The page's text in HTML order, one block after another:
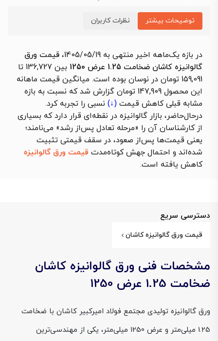
توضیحات بیشتر نظرات کاربران
در بازه یک‌ماهه اخیر منتهی به 1405/05/19،
قیمت ورق
گالوانیزه کاشان ضخامت 1.25 عرض 1250
بین 136,727 تا
159,091 تومان در نوسان بوده است. میانگین قیمت ماهانه
این محصول 147,909 تومان گزارش شد که نسبت به بازه
مشابه قبلیکاهش قیمت (↓) نسبی را تجربه کرد.
درحال‌حاضر، بازار گالوانیزه در نقطه‌ای قرار دارد که بسیاری
از کارشناسان آن را «مرحله تعادل پس‌از رشد» می‌نامند؛
یعنی قیمت‌ها پس‌از صعود، در سقف قیمتی تثبیت
شده‌اند و احتمال جهش کوتاه‌مدت قیمت ورق گالوانیزه
کاهش یافته است.
دسترسی سریع
قیمت ورق گالوانیزه کاشان
مشخصات فنی ورق گالوانیزه کاشان
ضخامت 1.25 عرض 1250
ورق گالوانیزه تولیدی مجتمع فولاد امیرکبیر کاشان با ضخامت
1.25 میلی‌متر و عرض 1250 میلی‌متر، یکی از مهندسی‌ترین